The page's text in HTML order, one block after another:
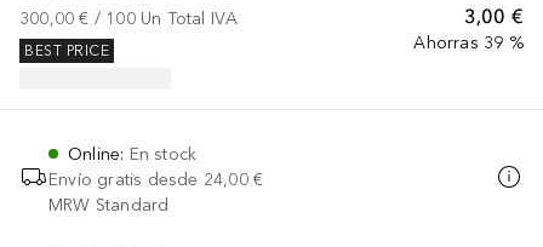
3,00 €
Ahorras 39 %
300,00 € / 100 Un Total IVA
BEST PRICE
Online: En stock
Envío gratis desde 24,00 €
MRW Standard